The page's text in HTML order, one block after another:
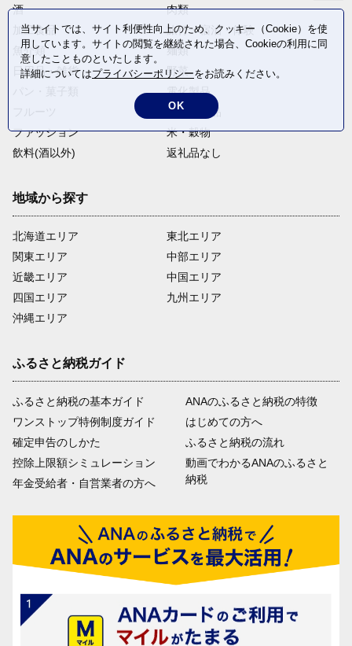
酒
肉類
加工食品
旅行・宿泊・体験
魚介類
麺類
日用品・雑貨
野菜
電化製品
卵・乳製品
ファッション
米・穀物
飲料(酒以外)
返礼品なし
地域から探す
北海道エリア
関東エリア
近畿エリア
四国エリア
沖縄エリア
東北エリア
中部エリア
中国エリア
九州エリア
ふるさと納税ガイド
ふるさと納税の基本ガイド
ワンストップ特例制度ガイド
確定申告のしかた
控除上限額シミュレーション
年金受給者・自営業者の方へ
ANAのふるさと納税の特徴
はじめての方へ
ふるさと納税の流れ
動画でわかるANAのふるさと
納税
当サイトでは、サイト利便性向上のため、クッキー（Cookie）を使
用しています。サイトの閲覧を継続された場合、Cookieの利用に同
意したことものといたします。
詳細についてはプライバシーポリシーをお読みください。
OK